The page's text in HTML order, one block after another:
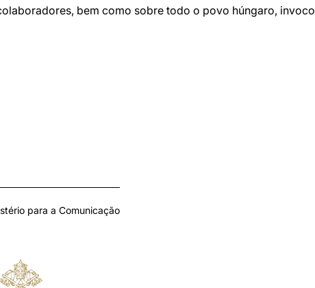
bem como sobre todo o povo húngaro, invoco
para a Comunicação